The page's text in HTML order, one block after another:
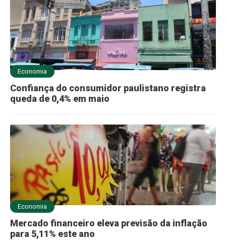
Economia
Confiança do consumidor paulistano registra
queda de 0,4% em maio
Economia
Mercado financeiro eleva previsão da inflação
para 5,11% este ano